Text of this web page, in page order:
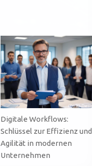
Digitale Workflows:
Schlüssel zur Effizienz und
Agilität in modernen
Unternehmen